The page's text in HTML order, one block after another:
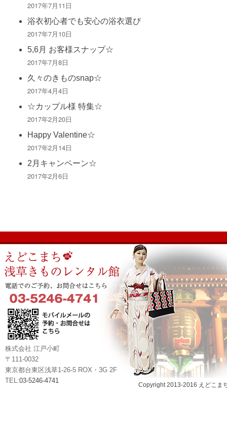
2017年7月11日
浴衣初心者でも安心の浴衣選び
2017年7月10日
5,6月 お客様スナップ☆
2017年7月8日
久々のきものsnap☆
2017年4月4日
☆カップル様 特集☆
2017年2月20日
Happy Valentine☆
2017年2月14日
2月キャンペーン☆
2017年2月6日
株式会社 江戸小町
〒111-0032
東京都台東区浅草1-26-5 ROX・3G 2F
TEL:03-5246-4741
Copyright 2013-2016 えどこま